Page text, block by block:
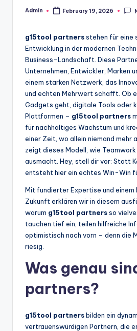
Posted
Admin February 19, 2026
g15tool partnersstehen für eine
Entwicklung in der modernen
Business-Landschaft. Diese
Unternehmen, Entwickler, Marken
einem starken Netzwerk, das
und echten Mehrwert schafft. Ob
Gadgets geht, digitale Tools oder
Plattformen – g15tool partners
für nachhaltiges Wachstum und
einer Zeit, wo allein niemand mehr
zeigt dieses Modell, wie
ausmacht. Hey, stell dir vor: Statt
entsteht hier ein echtes Win-Win
Mit fundierter Expertise und einem
Zukunft erklären wir in diesem
warum g15tool partnersso
tauchen tief ein, teilen hilfreiche
optimistisch nach vorn – denn die
riesig.
Was genau
partners?
g15tool partnersbilden ein
vertrauenswürdigen Partnern, die